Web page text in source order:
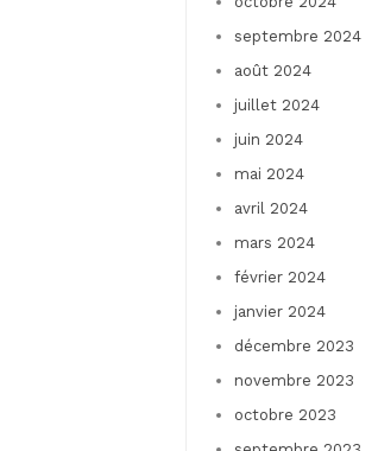
septembre 2024
août 2024
juillet 2024
juin 2024
mai 2024
avril 2024
mars 2024
février 2024
janvier 2024
décembre 2023
novembre 2023
octobre 2023